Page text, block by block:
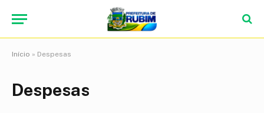
Início » Despesas
Despesas